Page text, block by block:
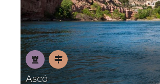
Patrimoni
Pobles
Ascó